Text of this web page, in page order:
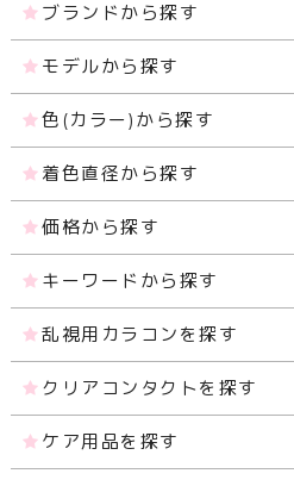
ブランドから探す
モデルから探す
色(カラー)から探す
着色直径から探す
価格から探す
キーワードから探す
乱視用カラコンを探す
クリアコンタクトを探す
ケア用品を探す